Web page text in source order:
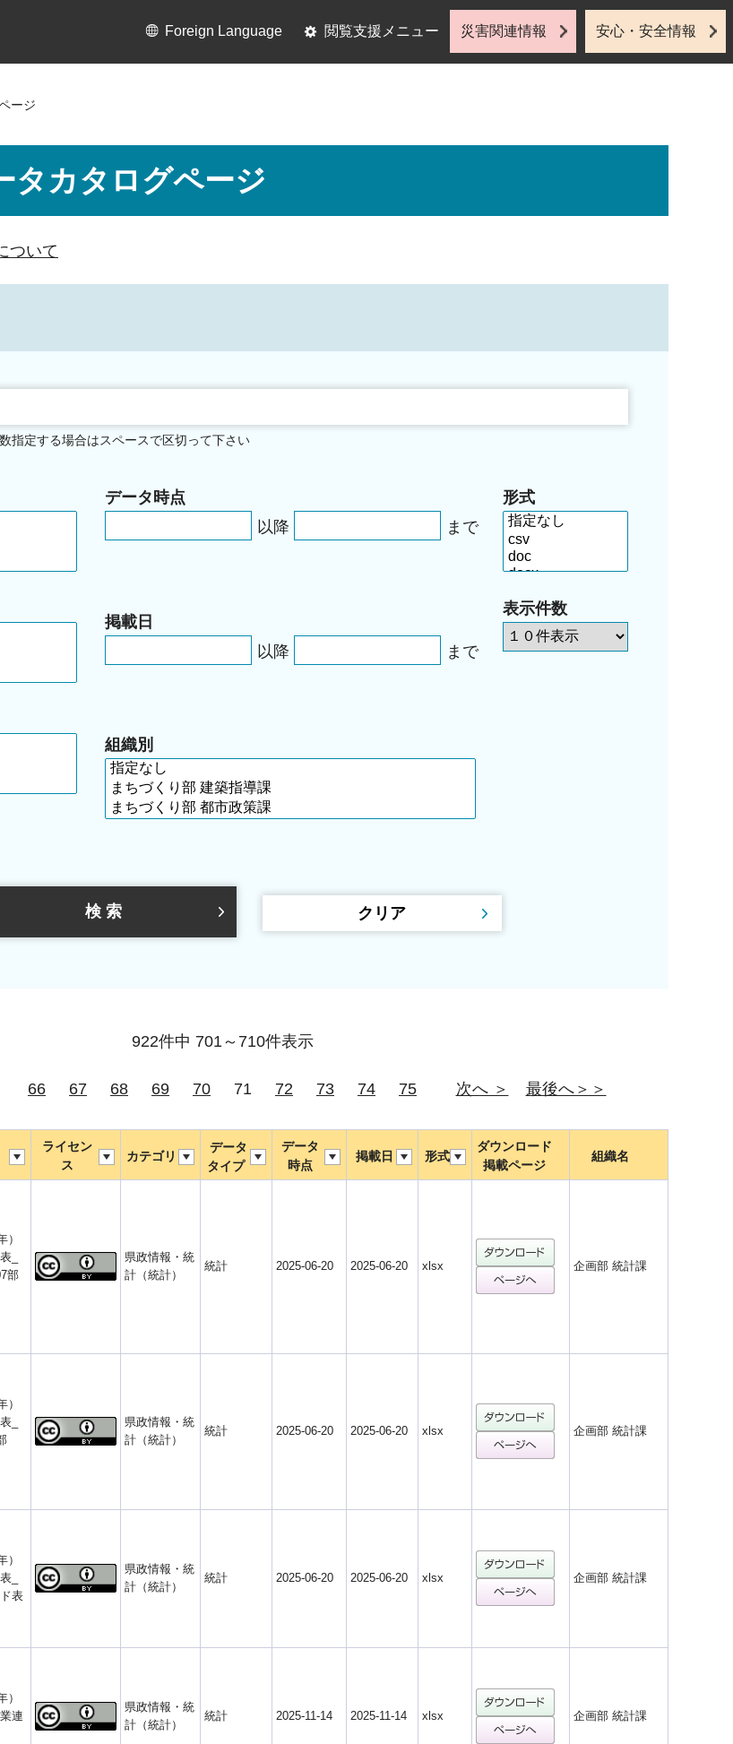
Foreign Language 閲覧支援メニュー 災害関連情報 安心・安全情報
ージ
タカタログページ
ついて
指定する場合はスペースで区切って下さい
データ時点
以降
まで
掲載日
以降
まで
形式
表示件数
組織別
922件中 701～710件表示
66 67 68 69 70 71 72 73 74 75 次へ ＞ 最後へ＞＞
ライセン
ス
カテゴリ
データ
タイプ
データ
時点
掲載日 形式
ダウンロード
掲載ページ
組織名
）
_
部
県政情報・統
計（統計）
統計 2025-06-20 2025-06-20 xlsx 企画部 統計課
）
_
県政情報・統
計（統計）
統計 2025-06-20 2025-06-20 xlsx 企画部 統計課
）
_
表
県政情報・統
計（統計）
統計 2025-06-20 2025-06-20 xlsx 企画部 統計課
）
連
県政情報・統
計（統計）
統計 2025-11-14 2025-11-14 xlsx 企画部 統計課